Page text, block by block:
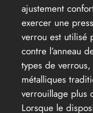
ajustement
exercer une
verrou est utilisé
contre l’anneau
types de
métalliques
verrouillage plus
Lorsque le